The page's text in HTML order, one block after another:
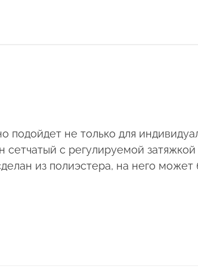
не только для
с регулируемой
из полиэстера, на него